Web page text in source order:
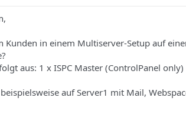
Kunden in einem Multiserver-Setup auf
aus: 1 x ISPC Master (ControlPanel
auf Server1 mit Mail,